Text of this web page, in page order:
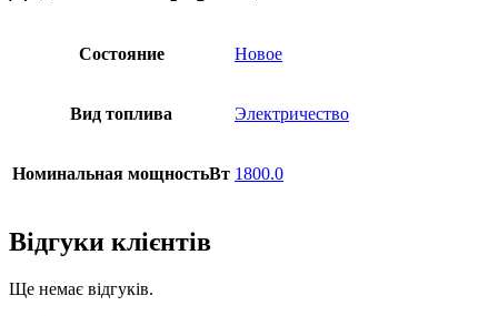
Состояние Новое
Вид топлива Электричество
Номинальная мощностьВт 1800.0
Відгуки клієнтів
Ще немає відгуків.